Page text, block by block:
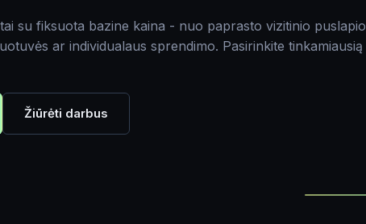
su fiksuota bazine kaina - nuo paprasto vizitinio puslapio
ar individualaus sprendimo. Pasirinkite tinkamiausią
Žiūrėti darbus